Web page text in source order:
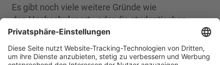
Mehr Informationen
Akzeptieren
powered byUsercentrics Consent
Management Platform
Es gibt noch viele weitere Gründe wie
denHochschulsport oder diestudentischen
Vertretungen, Clubs und Vereine
Campusleben in Zittau und Görlitz
, dem wilden
Osten, ist einzigartig.